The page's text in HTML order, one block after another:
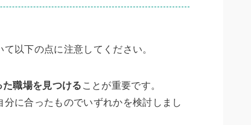
以下の点に注意してください。
職場を見つける ことが重要です。
に合ったものでいずれかを検討しまし